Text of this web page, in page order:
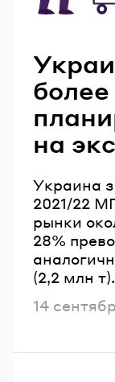
на
Украина
2021/22
рынки
28%
(2,2 млн т).
14